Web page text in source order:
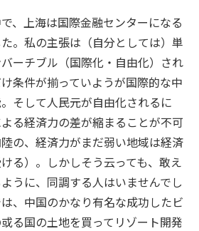
、上海は国際金融センターになる
。私の主張は（自分としては）単
ーチブル（国際化・自由化）され
条件が揃っていようが国際的な中
そして人民元が自由化されるに
る経済力の差が縮まることが不可
の、経済力がまだ弱い地域は経済
る）。しかしそう云っても、敢え
うに、同調する人はいませんでし
、中国のかなり有名な成功したビ
る国の土地を買ってリゾート開発